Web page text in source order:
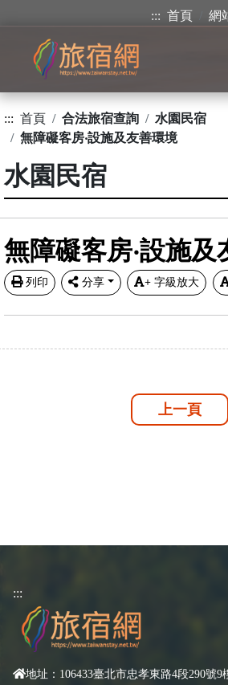
::: 首頁 網
::: 首頁 合法旅宿查詢
水園民宿
無障礙客房‧設施及友善環境
水園民宿
無障礙客房‧設施及
列印 分享 + 字級放大
上一頁
:::
地址：106433臺北市忠孝東路4段290號9